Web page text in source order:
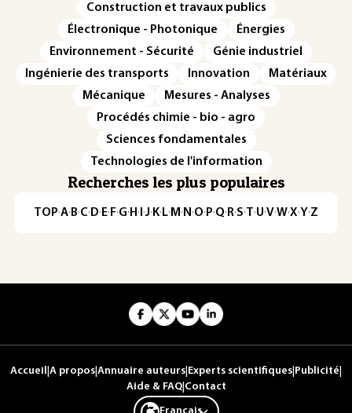
Construction et travaux publics
Électronique - Photonique
Énergies
Environnement - Sécurité
Génie industriel
Ingénierie des transports
Innovation
Matériaux
Mécanique
Mesures - Analyses
Procédés chimie - bio - agro
Sciences fondamentales
Technologies de l'information
Recherches les plus populaires
TOP·A·B·C· D· E· F·G· H · ·J· K· L· M · N ·O· P·Q· R·S·T·U·V·W·X·Y·Z
Accueil A propos Annuaire auteurs Experts scientifiques Publicité
Aide & FAQ| Contact